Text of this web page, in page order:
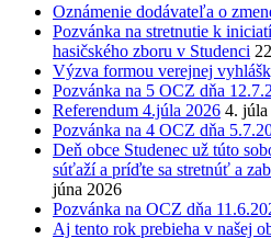
Oznámenie dodávateľa o
Pozvánka na stretnutie k
hasičského zboru v Studenci
Výzva formou verejnej
Pozvánka na 5 OCZ dňa
Referendum 4.júla 2026 4.
Pozvánka na 4 OCZ dňa
Deň obce Studenec už túto
súťaží a príďte sa stretnúť a
júna 2026
Pozvánka na OCZ dňa
Aj tento rok prebieha v našej